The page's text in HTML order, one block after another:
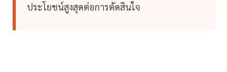
ประโยชน์สูงสุดต่อการตัดสินใจ